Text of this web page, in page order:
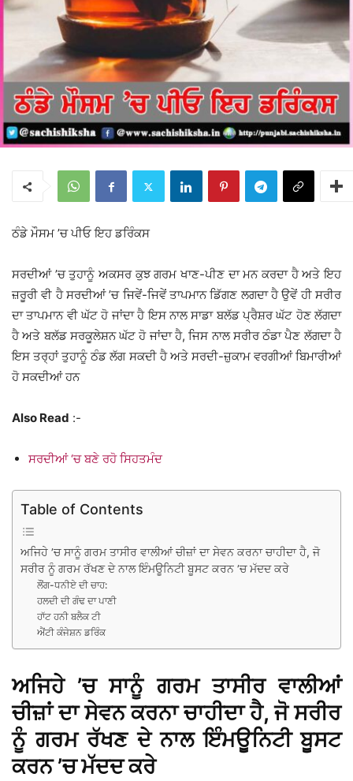
ਠੰਡੇ ਮੌਸਮ ’ਚ ਪੀਓ ਇਹ ਡਰਿੰਕਸ
ਸਰਦੀਆਂ ’ਚ ਤੁਹਾਨੂੰ ਅਕਸਰ ਕੁਝ ਗਰਮ ਖਾਣ-ਪੀਣ ਦਾ ਮਨ ਕਰਦਾ ਹੈ ਅਤੇ ਇਹ
ਜ਼ਰੂਰੀ ਵੀ ਹੈ ਸਰਦੀਆਂ ’ਚ ਜਿਵੇਂ-ਜਿਵੇਂ ਤਾਪਮਾਨ ਡਿੱਗਣ ਲਗਦਾ ਹੈ ਉਵੇਂ ਹੀ ਸਰੀਰ
ਦਾ ਤਾਪਮਾਨ ਵੀ ਘੱਟ ਹੋ ਜਾਂਦਾ ਹੈ ਇਸ ਨਾਲ ਸਾਡਾ ਬਲੱਡ ਪ੍ਰੈਸ਼ਰ ਘੱਟ ਹੋਣ ਲੱਗਦਾ
ਹੈ ਅਤੇ ਬਲੱਡ ਸਰਕੂਲੇਸ਼ਨ ਘੱਟ ਹੋ ਜਾਂਦਾ ਹੈ, ਜਿਸ ਨਾਲ ਸਰੀਰ ਠੰਡਾ ਪੈਣ ਲੱਗਦਾ ਹੈ
ਇਸ ਤਰ੍ਹਾਂ ਤੁਹਾਨੂੰ ਠੰਡ ਲੱਗ ਸਕਦੀ ਹੈ ਅਤੇ ਸਰਦੀ-ਜ਼ੁਕਾਮ ਵਰਗੀਆਂ ਬਿਮਾਰੀਆਂ
ਹੋ ਸਕਦੀਆਂ ਹਨ
Also Read :-
ਸਰਦੀਆਂ ‘ਚ ਬਣੇ ਰਹੋ ਸਿਹਤਮੰਦ
Table of Contents
ਅਜਿਹੇ ’ਚ ਸਾਨੂੰ ਗਰਮ ਤਾਸੀਰ ਵਾਲੀਆਂ ਚੀਜ਼ਾਂ ਦਾ ਸੇਵਨ ਕਰਨਾ ਚਾਹੀਦਾ ਹੈ, ਜੋ
ਸਰੀਰ ਨੂੰ ਗਰਮ ਰੱਖਣ ਦੇ ਨਾਲ ਇੰਮਊਨਿਟੀ ਬੂਸਟ ਕਰਨ ’ਚ ਮੱਦਦ ਕਰੇ
ਲੌਂਗ-ਧਨੀਏ ਦੀ ਚਾਹ:
ਹਲਦੀ ਦੀ ਗੰਢ ਦਾ ਪਾਣੀ
ਹਾੱਟ ਹਨੀ ਬਲੈਕ ਟੀ
ਐਂਟੀ ਕੰਜੇਸ਼ਨ ਡਰਿੰਕ
ਅਜਿਹੇ ’ਚ ਸਾਨੂੰ ਗਰਮ ਤਾਸੀਰ ਵਾਲੀਆਂ
ਚੀਜ਼ਾਂ ਦਾ ਸੇਵਨ ਕਰਨਾ ਚਾਹੀਦਾ ਹੈ, ਜੋ ਸਰੀਰ
ਨੂੰ ਗਰਮ ਰੱਖਣ ਦੇ ਨਾਲ ਇੰਮਊਨਿਟੀ ਬੂਸਟ
ਕਰਨ ’ਚ ਮੱਦਦ ਕਰੇ